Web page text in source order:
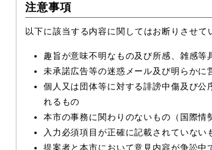
注意事項
以下に該当する内容に関してはお断りさせて
趣旨が意味不明なもの及び所感、雑感
未承諾広告等の迷惑メール及び明らかに
個人又は団体等に対する誹謗中傷及び
れるもの
本市の事務に関わりのないもの（国際情
入力必須項目が正確に記載されていない
提案者と本市において意見内容が争訟